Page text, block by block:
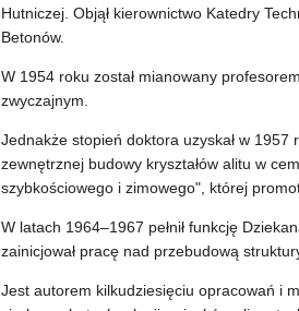
Hutniczej. Objął kierownictwo Katedry
Betonów.
W 1954 roku został mianowany
zwyczajnym.
Jednakże stopień doktora uzyskał w
zewnętrznej budowy kryształów alitu w
szybkościowego i zimowego", której
W latach 1964–1967 pełnił funkcję
zainicjował pracę nad przebudową
Jest autorem kilkudziesięciu opracowań i